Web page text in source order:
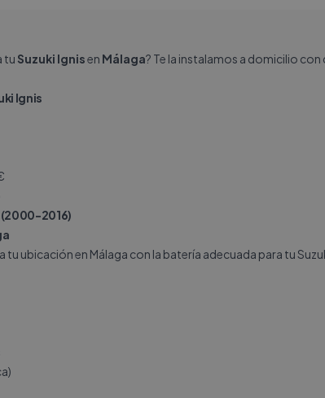
tu Suzuki Ignisen Málaga? Te la instalamos a domicilio
Ignis
2016)
ubicación en Málaga con la batería adecuada para tu